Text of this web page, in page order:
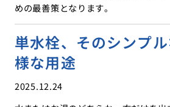
めの最善策となります。
単水栓、そのシンプ
様な用途
2025.12.24